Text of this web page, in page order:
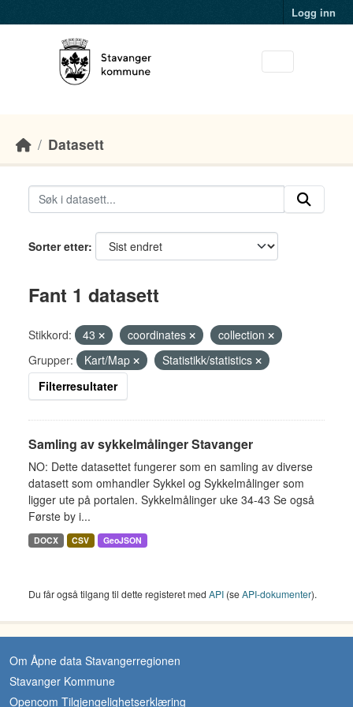
Logg inn
Datasett
Sorter etter
Fant 1 datasett
Stikkord: 43 coordinates
collection
Grupper:
Kart/Map
Statistikk/statistics
Filterresultater
Samling av sykkelmålinger Stavanger
NO: Dette datasettet fungerer som en samling av diverse
datasett som omhandler Sykkel og Sykkelmålinger som
ligger ute på portalen. Sykkelmålinger uke 34-43 Se også
Første by i...
DOCX CSV GeoJSON
Du får også tilgang til dette registeret med API (seAPI-dokumenter).
Om Åpne data Stavangerregionen
Stavanger Kommune
Opencom Tilgjengelighetserklæring